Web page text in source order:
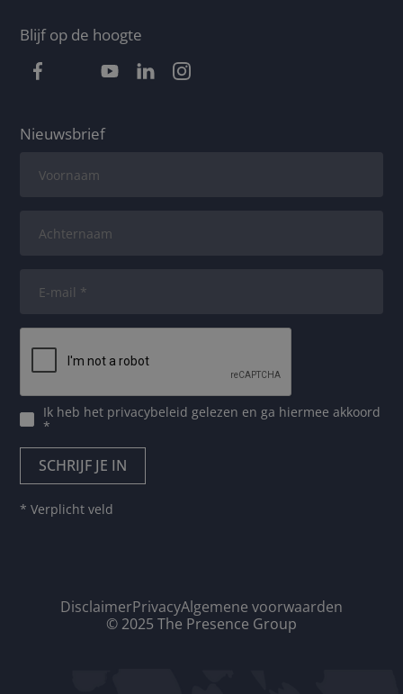
Blijf op de hoogte
Nieuwsbrief
Ik heb het privacybeleid gelezen en ga hiermee akkoord
*
* Verplicht veld
DisclaimerPrivacyAlgemene voorwaarden
© 2025 The Presence Group